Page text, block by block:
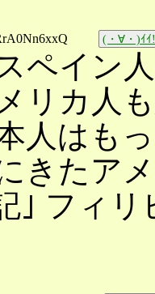
(・∀・)ｲ
ペイン
リカ人
人はも
きたア
｣ フィ